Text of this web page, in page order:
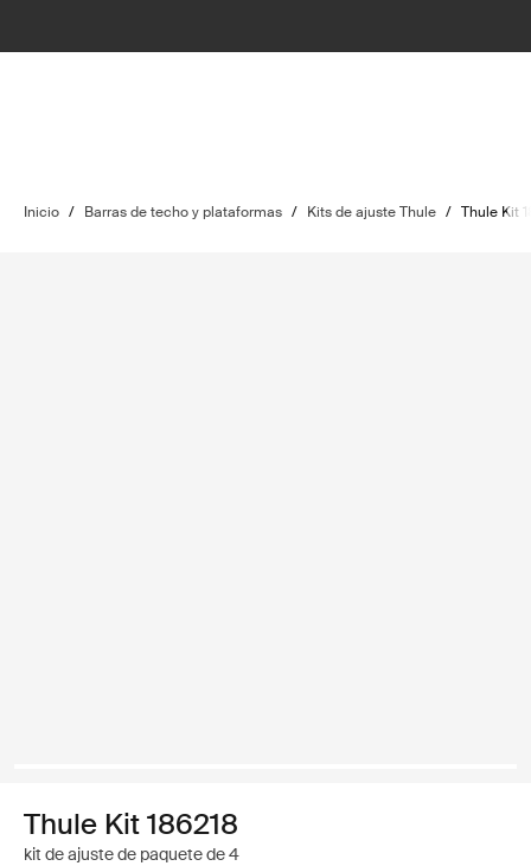
Inicio / Barras de techo y plataformas / Kits de ajuste Thule / Thule Kit
Thule Kit 186218
kit de ajuste de paquete de 4